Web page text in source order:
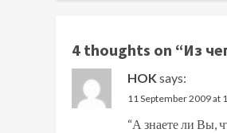
4 thoughts on “Из
HOK says:
11 September 2009 at
“А знаете ли Вы,